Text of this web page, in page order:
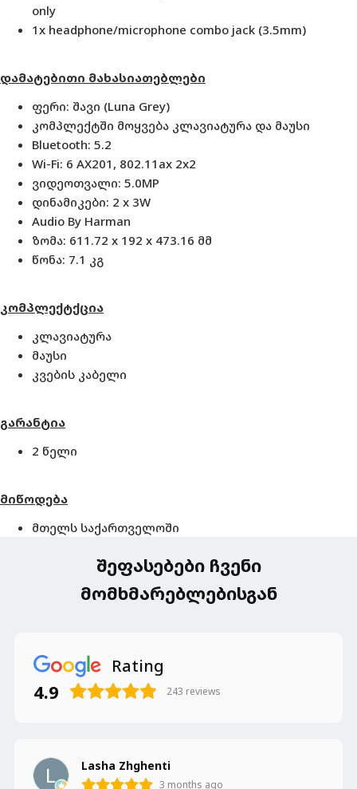
only
1x headphone/microphone combo jack (3.5mm)
დამატებითი მახასიათებლები
ფერი: შავი (Luna Grey)
კომპლექტში მოყვება კლავიატურა და მაუსი
Bluetooth: 5.2
Wi-Fi: 6 AX201, 802.11ax 2x2
ვიდეოთვალი: 5.0MP
დინამიკები: 2 x 3W
Audio By Harman
ზომა: 611.72 x 192 x 473.16 მმ
წონა: 7.1 კგ
კომპლექტქცია
კლავიატურა
მაუსი
კვების კაბელი
გარანტია
2 წელი
მიწოდება
მთელს საქართველოში
შეფასებები ჩვენი
მომხმარებლებისგან
Rating
4.9 243 reviews
Lasha Zhghenti
3 months ago